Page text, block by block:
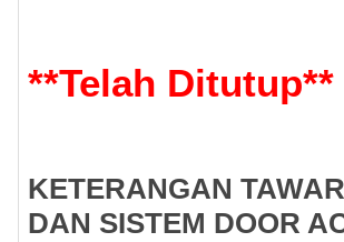
**Telah Ditutup**
KETERANGAN
DAN SISTEM DOOR